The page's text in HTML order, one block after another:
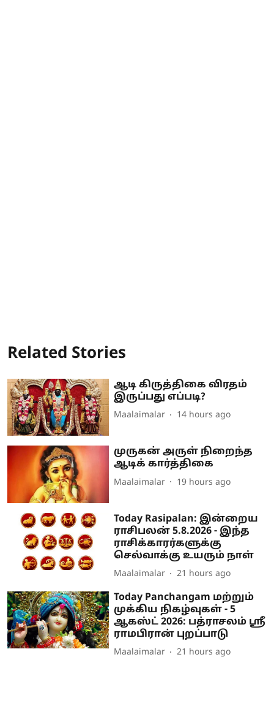
Related Stories
ஆடி கிருத்திகை விரதம்
இருப்பது எப்படி?
Maalaimalar 14 hours ago
முருகன் அருள் நிறைந்த
ஆடிக் கார்த்திகை
Maalaimalar 19 hours ago
Today Rasipalan: இன்றைய
ராசிபலன் 5.8.2026 - இந்த
ராசிக்காரர்களுக்கு
செல்வாக்கு உயரும் நாள்
Maalaimalar 21 hours ago
Today Panchangam மற்றும்
முக்கிய நிகழ்வுகள் - 5
ஆகஸ்ட் 2026: பத்ராசலம் ஸ்ரீ
ராமபிரான் புறப்பாடு
Maalaimalar 21 hours ago